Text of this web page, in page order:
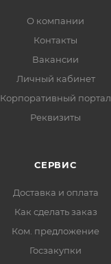
О компании
Контакты
Вакансии
Личный кабинет
Корпоративный портал
Реквизиты
СЕРВИС
Доставка и оплата
Как сделать заказ
Ком. предложение
Госзакупки